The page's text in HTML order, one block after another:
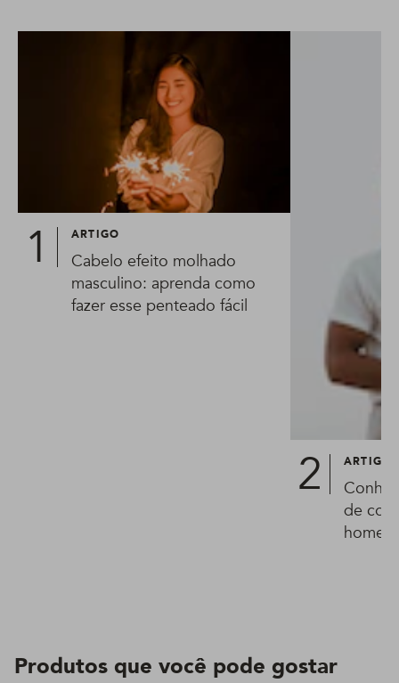
ARTIGO
Cabelo efeito molhado
masculino: aprenda como
fazer esse penteado fácil
ARTIGO
de
Produtos que você pode gostar